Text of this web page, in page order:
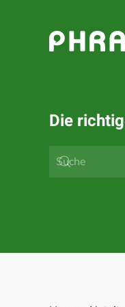
Zum Hauptinhalt
Die